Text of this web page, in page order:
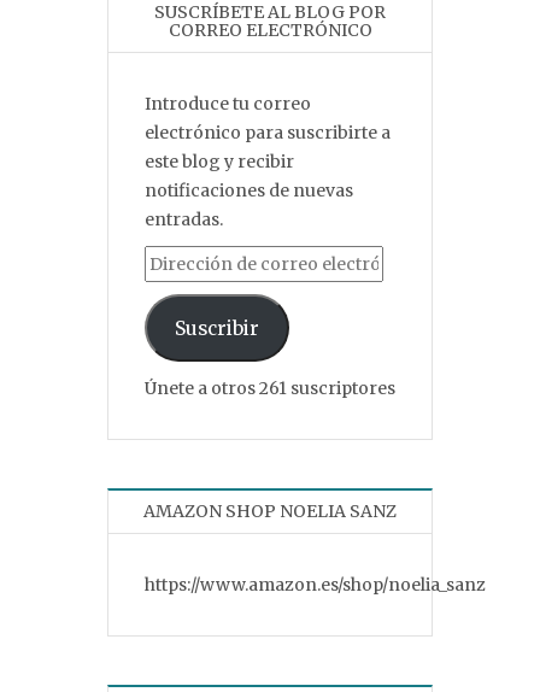
SUSCRÍBETE AL BLOG POR
CORREO ELECTRÓNICO
Introduce tu correo
electrónico para suscribirte a
este blog y recibir
notificaciones de nuevas
entradas.
Dirección de correo electrónico
Suscribir
Únete a otros 261 suscriptores
AMAZON SHOP NOELIA SANZ
https://www.amazon.es/shop/noelia_sanz